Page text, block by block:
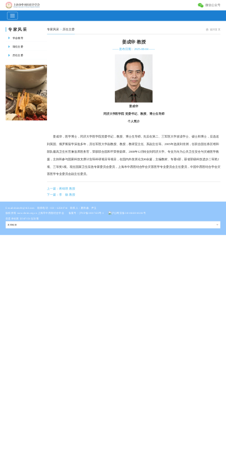
微信公众号
专家风采
学会领导
现任主委
历任主委
专家风采 > 历任主委 返回首页
姜成华 教授
—— 发布日期：2025-08-04 ——
姜成华
同济大学医学院 党委书记、教授、博士生导师
个人简介
姜成华，医学博士，同济大学医学院党委书记，教授、博士生导师。先后在第二、三军医大学攻读学士、硕士和博士，后选送
到英国、俄罗斯留学深造多年，历任军医大学副教授、教授，教研室主任、系副主任等。2005年选派到非洲，任联合国任务区维和
部队最高卫生长官兼首席医务官，荣获联合国和平荣誉勋章。2008年12月转业到同济大学。专业方向为公共卫生安全与灾难医学救
援，主持和参与国家科技支撑计划等科研项目等项目，在国内外发表论文40余篇，主编教材、专著6部，获省部级科技进步二等奖2
项、三等奖5项。现任国家卫生应急专家委员会委员，上海市中西医结合学会灾害医学专业委员会主任委员，中国中西医结合学会灾
害医学专业委员会副主任委员。
上一篇：蒋锦琪 教授
下一篇：李 杨 教授
E-mail:shcim81@163.com
联系电话：021－62581714 联系人：夏雨鑫、尹玉
版权所有 www.shcim.org.cn 上海市中西医结合学会
备案号：沪ICP备18017633号-1 沪公网安备31010602010281号
您是本站第 32347151 位访客